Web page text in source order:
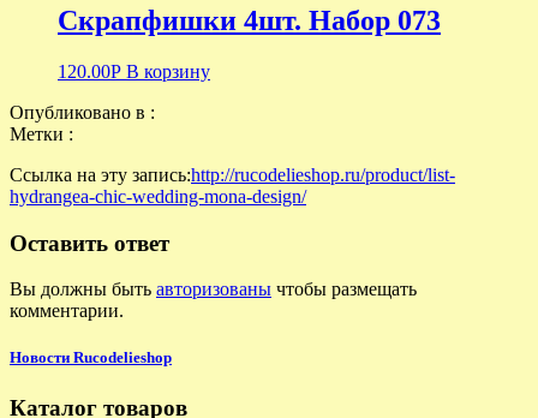
Скрапфишки 4шт. Набор 073
120.00Р В корзину
Опубликовано в :
Метки :
Ссылка на эту запись:http://rucodelieshop.ru/product/list-
hydrangea-chic-wedding-mona-design/
Оставить ответ
Вы должны быть авторизованы чтобы размещать
комментарии.
Новости Rucodelieshop
Каталог товаров